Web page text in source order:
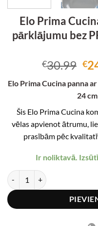
Elo Prima
pārklājumu bez
€30.99 €
Elo Prima Cucina panna
24
Šis Elo Prima Cucina
vēlas apvienot ātrumu,
prasībām pēc
Ir noliktavā.
Elo Prima Cucina panna ar